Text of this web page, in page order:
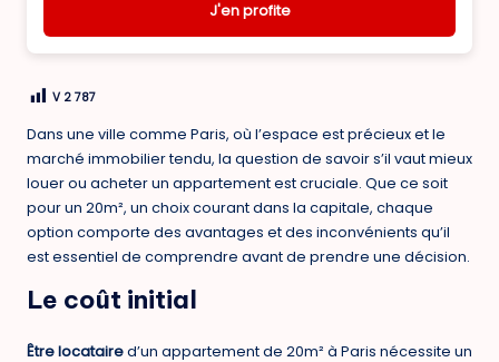
J'en profite
V 2 787
Dans une ville comme Paris, où l’espace est précieux et le
marché immobilier tendu, la question de savoir s’il vaut mieux
louer ou acheter un appartement est cruciale. Que ce soit
pour un 20m², un choix courant dans la capitale, chaque
option comporte des avantages et des inconvénients qu’il
est essentiel de comprendre avant de prendre une décision.
Le coût initial
Être locataired’un appartement de 20m² à Paris nécessite un